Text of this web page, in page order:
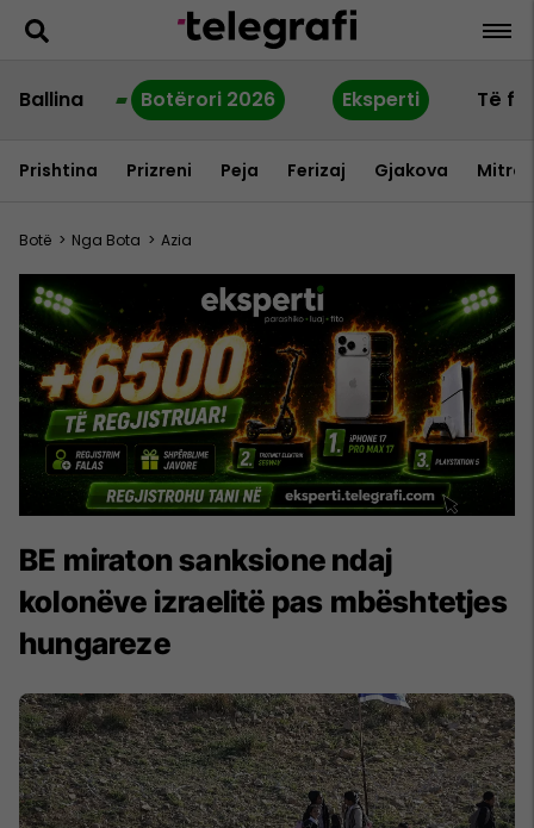
Ballina Botërori 2026 Eksperti Të
Prishtina Prizreni Peja Ferizaj Gjakova
Botë > Nga Bota > Azia
BE miraton sanksione ndaj
kolonëve izraelitë pas mbështetjes
hungareze